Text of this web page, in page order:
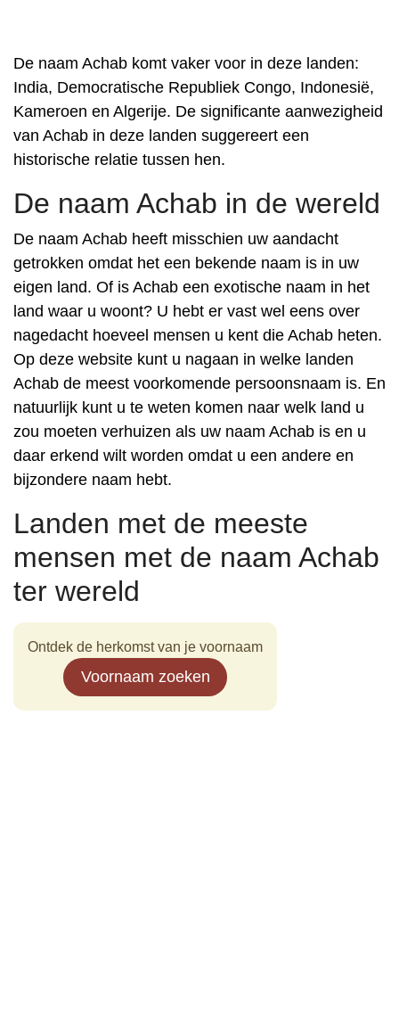
De naam Achab komt vaker voor in deze landen:
India, Democratische Republiek Congo, Indonesië,
Kameroen en Algerije. De significante aanwezigheid
van Achab in deze landen suggereert een
historische relatie tussen hen.
De naam Achab in de wereld
De naam Achab heeft misschien uw aandacht
getrokken omdat het een bekende naam is in uw
eigen land. Of is Achab een exotische naam in het
land waar u woont? U hebt er vast wel eens over
nagedacht hoeveel mensen u kent die Achab heten.
Op deze website kunt u nagaan in welke landen
Achab de meest voorkomende persoonsnaam is. En
natuurlijk kunt u te weten komen naar welk land u
zou moeten verhuizen als uw naam Achab is en u
daar erkend wilt worden omdat u een andere en
bijzondere naam hebt.
Landen met de meeste
mensen met de naam Achab
ter wereld
Ontdek de herkomst van je voornaam
Voornaam zoeken